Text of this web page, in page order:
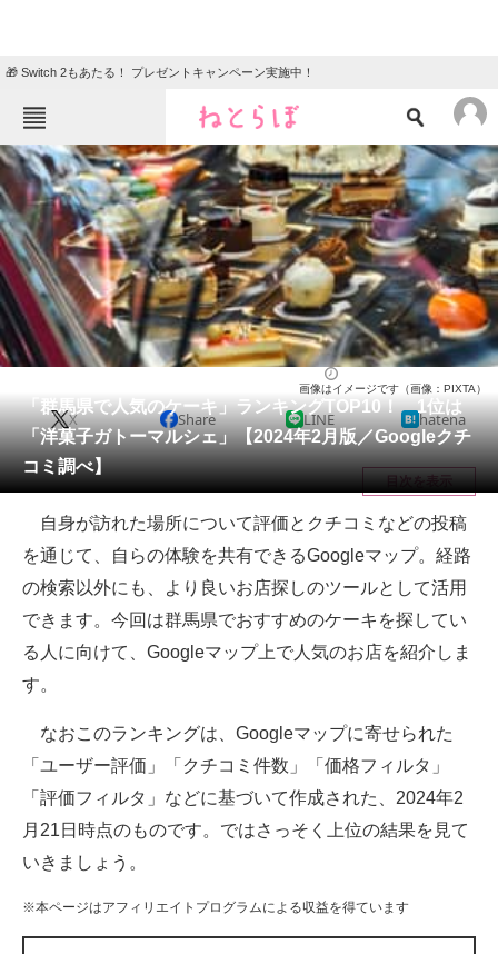
🎁 Switch 2もあたる！ プレゼントキャンペーン実施中！
ねとらぼメニュー
TOP ニュース
エンタメ クイズ
グルメ 地域
住まい 教育・育児
動物 リサーチ
会員記事
メディア
注目記事を集めた総合ページ
ITの今と未来を見通す
スマホと通信の最新トレンド
進化するPCとデバイスの未来
ビジネスと働き方のヒント
企業ITのトレンドを詳説
「群馬県で人気のケーキ」ランキングTOP10！ 1位は
「洋菓子ガトーマルシェ」【2024年2月版／Googleクチ
コミ調べ】
画像はイメージです（画像：PIXTA）
X Share LINE hatena
目次を表示
自身が訪れた場所について評価とクチコミなどの投稿
を通じて、自らの体験を共有できるGoogleマップ。経路
の検索以外にも、より良いお店探しのツールとして活用
できます。今回は群馬県でおすすめのケーキを探してい
る人に向けて、Googleマップ上で人気のお店を紹介しま
す。
なおこのランキングは、Googleマップに寄せられた
「ユーザー評価」「クチコミ件数」「価格フィルタ」
「評価フィルタ」などに基づいて作成された、2024年2
月21日時点のものです。ではさっそく上位の結果を見て
いきましょう。
※本ページはアフィリエイトプログラムによる収益を得ています